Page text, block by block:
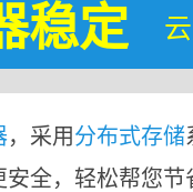
稳定
，采用分布式存储
全，轻松帮您节